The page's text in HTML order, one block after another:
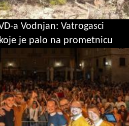
a Vodnjan: Vatrogasci
je palo na prometnicu